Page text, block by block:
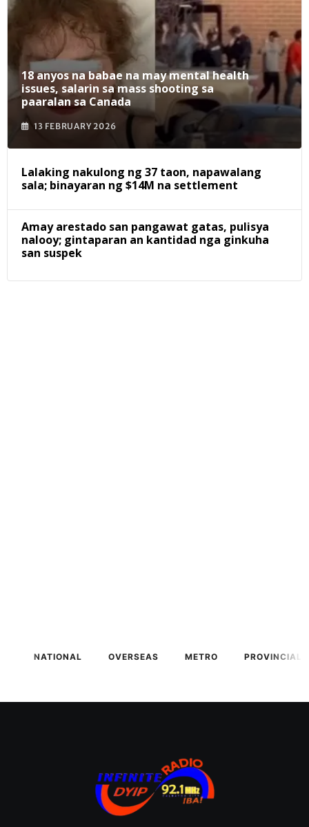
18 anyos na babae na may mental health
issues, salarin sa mass shooting sa
paaralan sa Canada
13 FEBRUARY 2026
Lalaking nakulong ng 37 taon, napawalang
sala; binayaran ng $14M na settlement
Amay arestado san pangawat gatas, pulisya
nalooy; gintaparan an kantidad nga ginkuha
san suspek
NATIONAL OVERSEAS METRO PROVINCIAL